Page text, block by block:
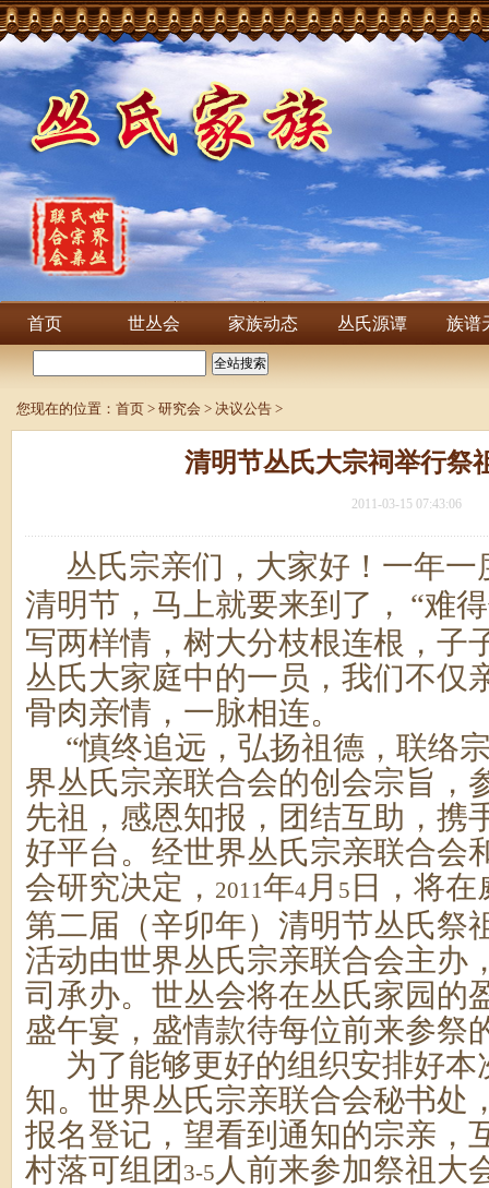
首页 世丛会 家族动态 丛氏源谭 族谱
您现在的位置： 首页 > 研究会 > 决议公告 >
清明节丛氏大宗祠举行祭
2011-03-15 07:43:06
丛氏宗亲们，大家好！一年
清明节，马上就要来到了， “难
写两样情，树大分枝根连根，子
丛氏大家庭中的一员，我们不仅
骨肉亲情，一脉相连。
“慎终追远，弘扬祖德，联络
界丛氏宗亲联合会的创会宗旨，
先祖，感恩知报，团结互助，携
好平台。经世界丛氏宗亲联合会
会研究决定， 2011年4 月 5 日，将
第二届（辛卯年）清明节丛氏祭
活动由世界丛氏宗亲联合会主办
司承办。世丛会将在丛氏家园的
盛午宴，盛情款待每位前来参祭
为了能够更好的组织安排好
知。世界丛氏宗亲联合会秘书处
报名登记，望看到通知的宗亲，
村落可组团 3-5 人前来参加祭祖大